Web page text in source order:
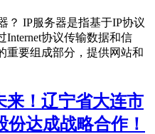
？ IP服务器是指基于IP协议
Internet协议传输数据和信
重要组成部分，提供网站和
来！辽宁省大连市
达成战略合作！